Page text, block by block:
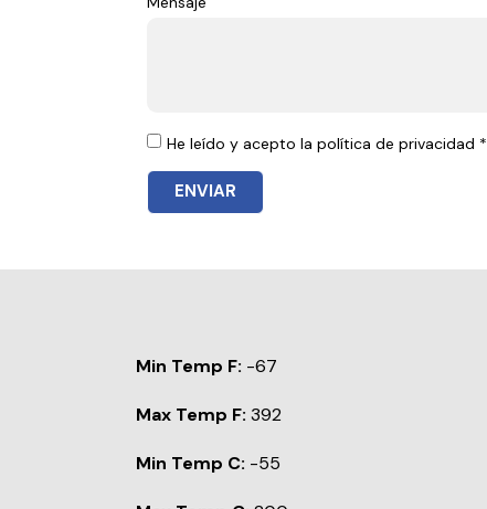
He leído y acepto la política de privacidad *
ENVIAR
Min Temp F: -67
Max Temp F: 392
Min Temp C: -55